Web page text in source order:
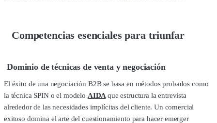
Competencias esenciales para triunfar
Dominio de técnicas de venta y negociación
El éxito de una negociación B2B se basa en métodos probados como
la técnica SPIN o el modelo AIDA que estructura la entrevista
alrededor de las necesidades implícitas del cliente. Un comercial
exitoso domina el arte del cuestionamiento para hacer emerger